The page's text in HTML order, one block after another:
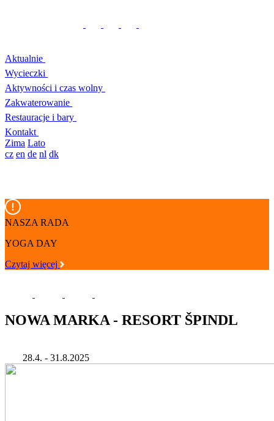
Aktualnie
Wycieczki
Aktywności i czas wolny
Zakwaterowanie
Restauracje i bary
Kontakt
Zima Lato
cz en de nl dk
NASZA RADA
YOGA DAY
Czytaj więcej
NOWA MARKA - RESORT ŠPINDL
28.4. - 31.8.2025